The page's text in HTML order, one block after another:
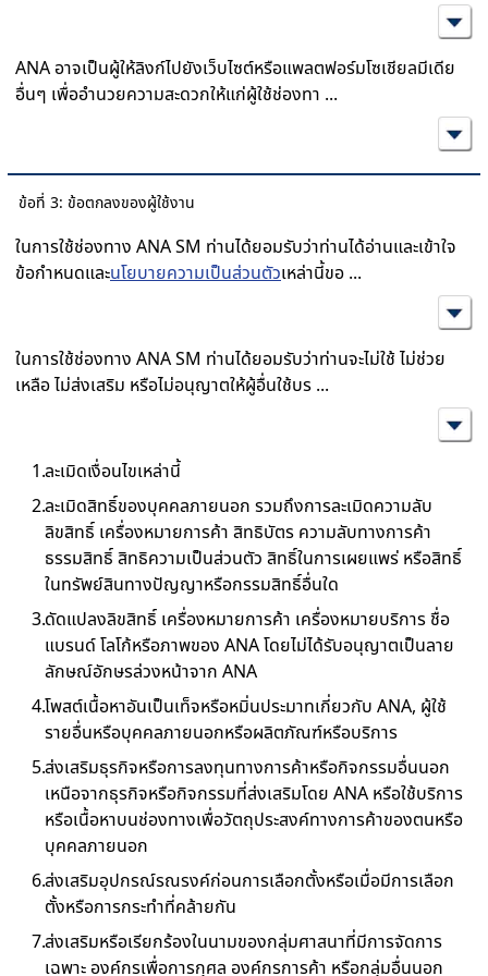
ANA อาจเป็นผู้ให้ลิงก์ไปยังเว็บไซต์หรือแพลตฟอร์มโซเชียลมีเดีย
อื่นๆ เพื่ออำนวยความสะดวกให้แก่ผู้ใช้ช่องทา ...
ข้อที่ 3: ข้อตกลงของผู้ใช้งาน
ในการใช้ช่องทาง ANA SM ท่านได้ยอมรับว่าท่านได้อ่านและเข้าใจ
ข้อกำหนดและนโยบายความเป็นส่วนตัวเหล่านี้ขอ ...
ในการใช้ช่องทาง ANA SM ท่านได้ยอมรับว่าท่านจะไม่ใช้ ไม่ช่วย
เหลือ ไม่ส่งเสริม หรือไม่อนุญาตให้ผู้อื่นใช้บร ...
ละเมิดเงื่อนไขเหล่านี้
ละเมิดสิทธิ์ของบุคคลภายนอก รวมถึงการละเมิดความลับ
ลิขสิทธิ์ เครื่องหมายการค้า สิทธิบัตร ความลับทางการค้า
ธรรมสิทธิ์ สิทธิความเป็นส่วนตัว สิทธิ์ในการเผยแพร่ หรือสิทธิ์
ในทรัพย์สินทางปัญญาหรือกรรมสิทธิ์อื่นใด
ดัดแปลงลิขสิทธิ์ เครื่องหมายการค้า เครื่องหมายบริการ ชื่อ
แบรนด์ โลโก้หรือภาพของ ANA โดยไม่ได้รับอนุญาตเป็นลาย
ลักษณ์อักษรล่วงหน้าจาก ANA
โพสต์เนื้อหาอันเป็นเท็จหรือหมิ่นประมาทเกี่ยวกับ ANA, ผู้ใช้
รายอื่นหรือบุคคลภายนอกหรือผลิตภัณฑ์หรือบริการ
ส่งเสริมธุรกิจหรือการลงทุนทางการค้าหรือกิจกรรมอื่นนอก
เหนือจากธุรกิจหรือกิจกรรมที่ส่งเสริมโดย ANA หรือใช้บริการ
หรือเนื้อหาบนช่องทางเพื่อวัตถุประสงค์ทางการค้าของตนหรือ
บุคคลภายนอก
ส่งเสริมอุปกรณ์รณรงค์ก่อนการเลือกตั้งหรือเมื่อมีการเลือก
ตั้งหรือการกระทำที่คล้ายกัน
ส่งเสริมหรือเรียกร้องในนามของกลุ่มศาสนาที่มีการจัดการ
เฉพาะ องค์กรเพื่อการกุศล องค์กรการค้า หรือกลุ่มอื่นนอก